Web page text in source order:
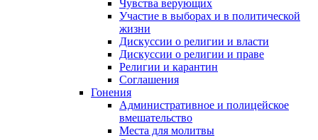
Чувства верующих
Участие в выборах и в политической
жизни
Дискуссии о религии и власти
Дискуссии о религии и праве
Религии и карантин
Соглашения
Гонения
Административное и полицейское
вмешательство
Места для молитвы